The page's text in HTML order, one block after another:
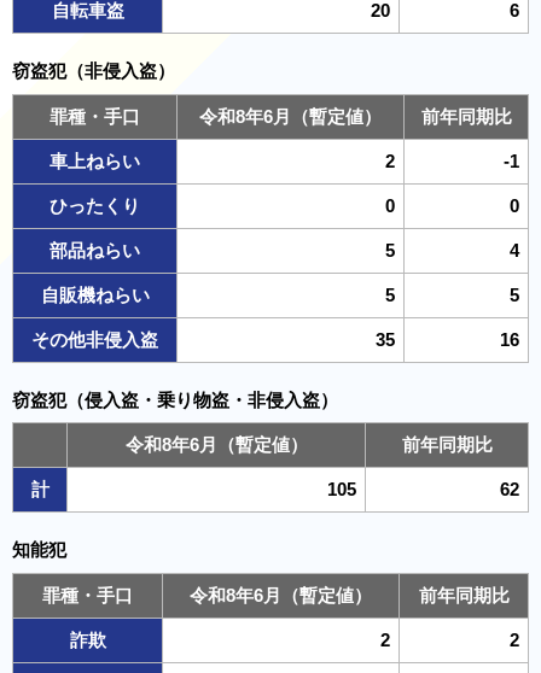
自転車盗 20 6
窃盗犯（非侵入盗）
罪種・手口 令和8年6月（暫定値） 前年同期比
車上ねらい 2 -1
ひったくり 0 0
部品ねらい 5 4
自販機ねらい 5 5
その他非侵入盗 35 16
窃盗犯（侵入盗・乗り物盗・非侵入盗）
令和8年6月（暫定値） 前年同期比
計 105 62
知能犯
罪種・手口 令和8年6月（暫定値） 前年同期比
詐欺 2 2